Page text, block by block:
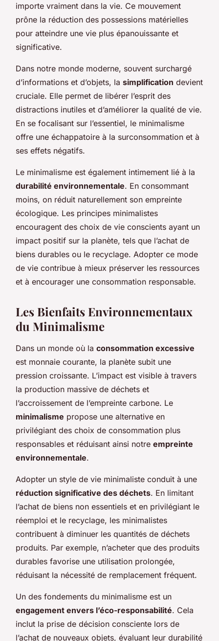
importe vraiment dans la vie. Ce mouvement
prône la réduction des possessions matérielles
pour atteindre une vie plus épanouissante et
significative.
Dans notre monde moderne, souvent surchargé
d’informations et d’objets, la simplification devient
cruciale. Elle permet de libérer l’esprit des
distractions inutiles et d’améliorer la qualité de vie.
En se focalisant sur l’essentiel, le minimalisme
offre une échappatoire à la surconsommation et à
ses effets négatifs.
Le minimalisme est également intimement lié à la
durabilité environnementale. En consommant
moins, on réduit naturellement son empreinte
écologique. Les principes minimalistes
encouragent des choix de vie conscients ayant un
impact positif sur la planète, tels que l’achat de
biens durables ou le recyclage. Adopter ce mode
de vie contribue à mieux préserver les ressources
et à encourager une consommation responsable.
Les Bienfaits Environnementaux
du Minimalisme
Dans un monde où la consommation excessive
est monnaie courante, la planète subit une
pression croissante. L’impact est visible à travers
la production massive de déchets et
l’accroissement de l’empreinte carbone. Le
minimalisme propose une alternative en
privilégiant des choix de consommation plus
responsables et réduisant ainsi notre empreinte
environnementale.
Adopter un style de vie minimaliste conduit à une
réduction significative des déchets. En limitant
l’achat de biens non essentiels et en privilégiant le
réemploi et le recyclage, les minimalistes
contribuent à diminuer les quantités de déchets
produits. Par exemple, n’acheter que des produits
durables favorise une utilisation prolongée,
réduisant la nécessité de remplacement fréquent.
Un des fondements du minimalisme est un
engagement envers l’éco-responsabilité. Cela
inclut la prise de décision consciente lors de
l’achat de nouveaux objets, évaluant leur durabilité